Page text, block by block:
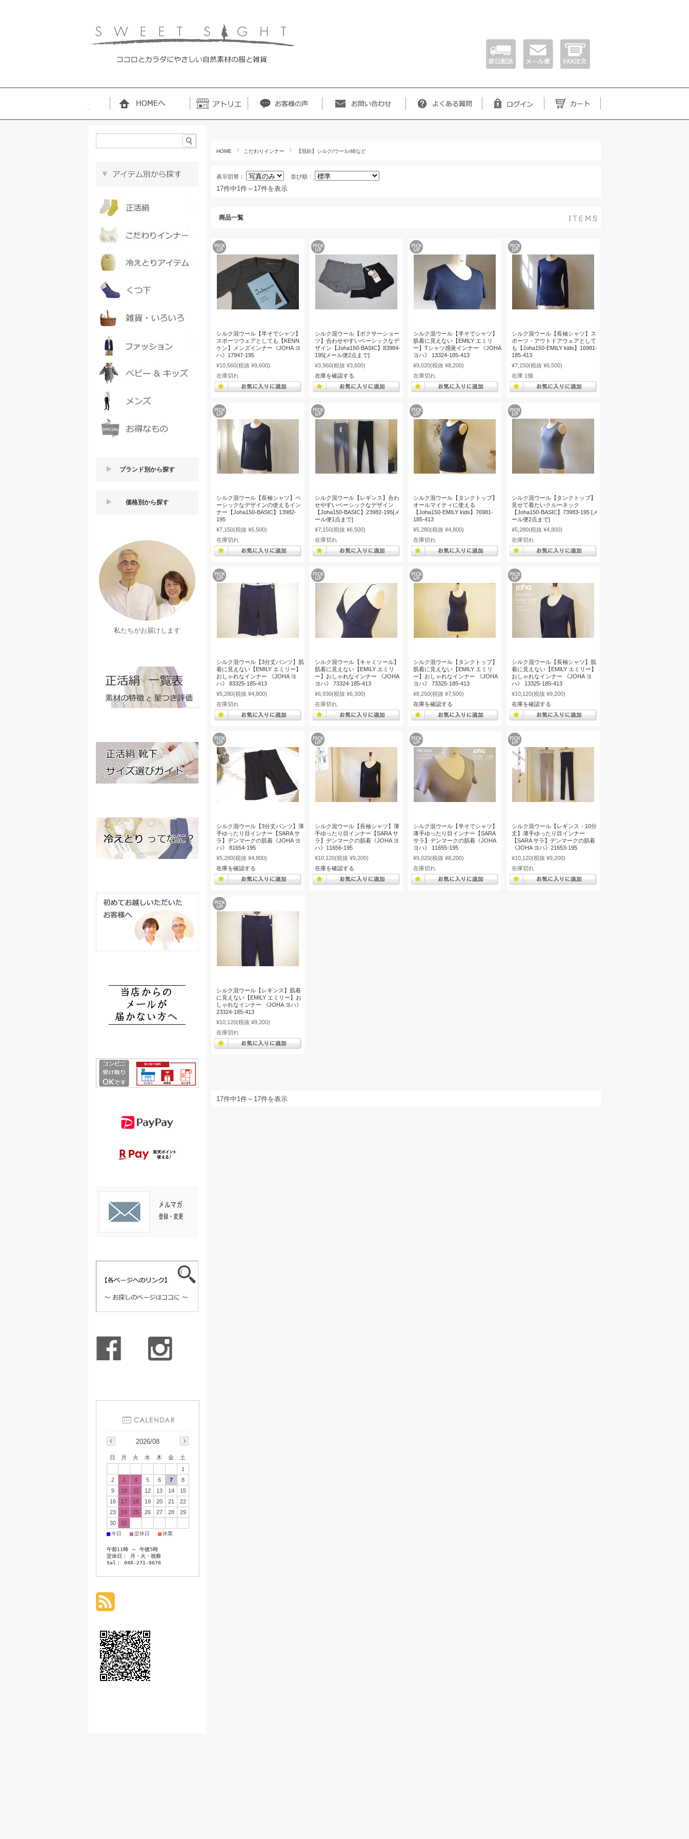
HOME こだわりインナー 【混紡】シルク/ウール/綿など
表示切替： 並び順：
17件中1件～17件を表示
商品一覧
シルク混ウール【半そでシャツ】
スポーツウェアとしても【KENN
ケン】メンズインナー《JOHA ヨ
ハ》17947-195
¥10,560(税抜 ¥9,600)
在庫切れ
シルク混ウール【ボクサーショー
ツ】合わせやすいベーシックなデ
ザイン【Joha150-BASIC】83984-
195[メール便2点まで]
¥3,960(税抜 ¥3,600)
在庫を確認する
シルク混ウール【半そでシャツ】
肌着に見えない【EMILY エミリ
ー】Tシャツ感覚インナー 《JOHA
ヨハ》 13324-185-413
¥9,020(税抜 ¥8,200)
在庫切れ
シルク混ウール【長袖シャツ】ス
ポーツ・アウトドアウェアとして
も【Joha150-EMILY kids】16981-
185-413
¥7,150(税抜 ¥6,500)
在庫 1個
シルク混ウール【長袖シャツ】ベ
ーシックなデザインの使えるイン
ナー【Joha150-BASIC】13982-
195
¥7,150(税抜 ¥6,500)
在庫切れ
シルク混ウール【レギンス】合わ
せやすいベーシックなデザイン
【Joha150-BASIC】23982-195[メ
ール便1点まで]
¥7,150(税抜 ¥6,500)
在庫切れ
シルク混ウール【タンクトップ】
オールマイティに使える
【Joha150-EMILY kids】76981-
185-413
¥5,280(税抜 ¥4,800)
在庫切れ
シルク混ウール【タンクトップ】
見せて着たいクルーネック
【Joha150-BASIC】73983-195 [メ
ール便2点まで]
¥5,280(税抜 ¥4,800)
在庫切れ
シルク混ウール【3分丈パンツ】肌
着に見えない【EMILY エミリー】
おしゃれなインナー 《JOHA ヨ
ハ》 83325-185-413
¥5,280(税抜 ¥4,800)
在庫切れ
シルク混ウール【キャミソール】
肌着に見えない【EMILY エミリ
ー】おしゃれなインナー 《JOHA
ヨハ》 73324-185-413
¥6,930(税抜 ¥6,300)
在庫切れ
シルク混ウール【タンクトップ】
肌着に見えない【EMILY エミリ
ー】おしゃれなインナー 《JOHA
ヨハ》 73325-185-413
¥8,250(税抜 ¥7,500)
在庫を確認する
シルク混ウール【長袖シャツ】肌
着に見えない【EMILY エミリー】
おしゃれなインナー 《JOHA ヨ
ハ》 13325-185-413
¥10,120(税抜 ¥9,200)
在庫を確認する
シルク混ウール【3分丈パンツ】薄
手ゆったり目インナー【SARA サ
ラ】デンマークの肌着《JOHA ヨ
ハ》 81654-195
¥5,280(税抜 ¥4,800)
在庫を確認する
シルク混ウール【長袖シャツ】薄
手ゆったり目インナー【SARA サ
ラ】デンマークの肌着《JOHA ヨ
ハ》11656-195
¥10,120(税抜 ¥9,200)
在庫を確認する
シルク混ウール【半そでシャツ】
薄手ゆったり目インナー【SARA
サラ】デンマークの肌着《JOHA
ヨハ》 11655-195
¥9,020(税抜 ¥8,200)
在庫切れ
シルク混ウール【レギンス・10分
丈】薄手ゆったり目インナー
【SARA サラ】デンマークの肌着
《JOHA ヨハ》21653-195
¥10,120(税抜 ¥9,200)
在庫切れ
シルク混ウール【レギンス】肌着
に見えない【EMILY エミリー】お
しゃれなインナー 《JOHA ヨハ》
23324-185-413
¥10,120(税抜 ¥9,200)
在庫切れ
17件中1件～17件を表示
ブランド別から探す
価格別から探す
私たちがお届けします
2026/08
日 月 火 水 木 金
土
1
2
3 4 5 6 7
8
9
10 11 12 13 14
15
16
17 18 19 20 21
22
23
24 25 26 27 28
29
30
31
■今日 ■定休日 ■休業
午前11時 ～ 午後5時
定休日： 月・火・祝祭
tel： 048-271-9676